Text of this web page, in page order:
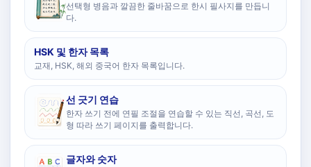
선택형 병음과 깔끔한 줄바꿈으로 한시 필사지를 만듭니
다.
HSK 및 한자 목록
교재, HSK, 해외 중국어 한자 목록입니다.
선 긋기 연습
한자 쓰기 전에 연필 조절을 연습할 수 있는 직선, 곡선, 도
형 따라 쓰기 페이지를 출력합니다.
글자와 숫자